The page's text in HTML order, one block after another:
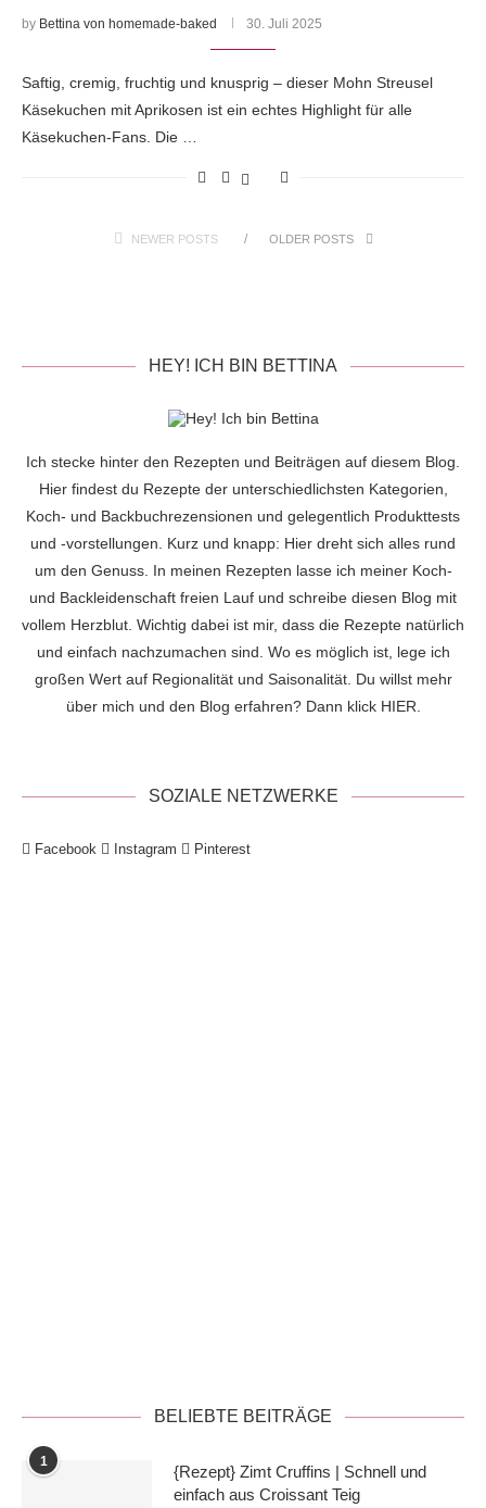
by Bettina von homemade-baked 30. Juli 2025
Saftig, cremig, fruchtig und knusprig – dieser Mohn Streusel
Käsekuchen mit Aprikosen ist ein echtes Highlight für alle
Käsekuchen-Fans. Die …
NEWER POSTS OLDER POSTS
HEY! ICH BIN BETTINA
Ich stecke hinter den Rezepten und Beiträgen auf diesem Blog.
Hier findest du Rezepte der unterschiedlichsten Kategorien,
Koch- und Backbuchrezensionen und gelegentlich Produkttests
und -vorstellungen. Kurz und knapp: Hier dreht sich alles rund
um den Genuss. In meinen Rezepten lasse ich meiner Koch-
und Backleidenschaft freien Lauf und schreibe diesen Blog mit
vollem Herzblut. Wichtig dabei ist mir, dass die Rezepte natürlich
und einfach nachzumachen sind. Wo es möglich ist, lege ich
großen Wert auf Regionalität und Saisonalität. Du willst mehr
über mich und den Blog erfahren? Dann klick HIER.
SOZIALE NETZWERKE
Facebook Instagram Pinterest
BELIEBTE BEITRÄGE
1
{Rezept} Zimt Cruffins | Schnell und
einfach aus Croissant Teig